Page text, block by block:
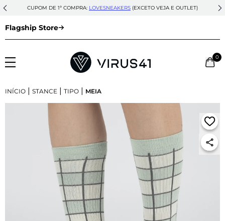
CUPOM DE 1ª COMPRA: LOVESNEAKERS (EXCETO VEJA E OUTLET)
Flagship Store
0
INÍCIO | STANCE | TIPO | MEIA